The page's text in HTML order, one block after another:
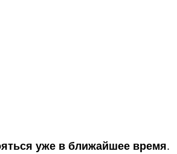
уже в ближайшее время.